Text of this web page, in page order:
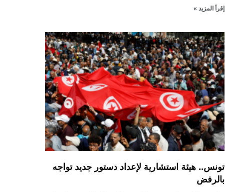
إقرأ المزيد »
تونس.. هيئة استشارية لإعداد دستور جديد تواجه
بالرفض